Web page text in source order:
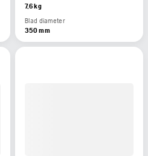
7,6 kg
Blad diameter
350 mm